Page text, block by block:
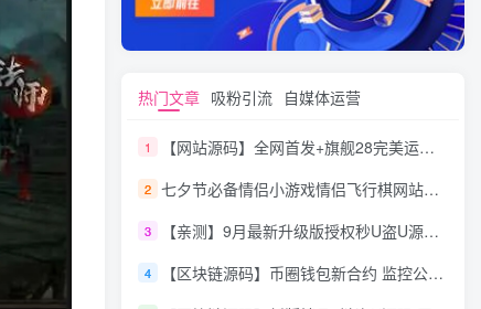
热门文章 吸粉引流 自媒体运营
1 【网站源码】全网首发+旗舰28完美运营Java版高仿28圈+彩种丰富+机器人+眯牌
2 七夕节必备情侣小游戏情侣飞行棋网站源码
3 【亲测】9月最新升级版授权秒U盗U源码/四链盗U源码/自带提币接口
4 【区块链源码】币圈钱包新合约 监控公链转账地址 尾数模拟转账数据生成 0 U攻击带安装说明